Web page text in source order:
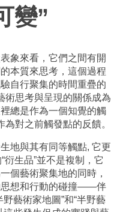
變”
象來看，它們之間有開
本質來思考，這個過程
自行聚集的時間重疊的
術思考與呈現的關係成為
總是作為一個知覺的觸
對之前觸發點的反饋。
地與其有同等觸點, 它更
衍生品”並不是複制，它
個藝術聚集地的同時，
思想和行動的碰撞——伴
藝術家地圖”和“半野藝